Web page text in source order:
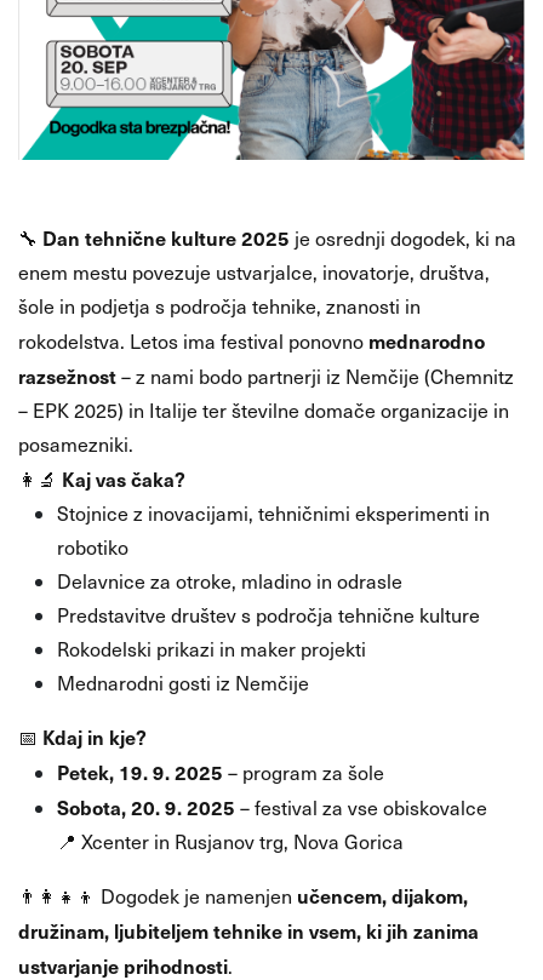
🔧 Dan tehnične kulture 2025 je osrednji dogodek, ki na
enem mestu povezuje ustvarjalce, inovatorje, društva,
šole in podjetja s področja tehnike, znanosti in
rokodelstva. Letos ima festival ponovno mednarodno
razsežnost– z nami bodo partnerji iz Nemčije (Chemnitz
– EPK 2025) in Italije ter številne domače organizacije in
posamezniki.
👩‍🔬 Kaj vas čaka?
Stojnice z inovacijami, tehničnimi eksperimenti in
robotiko
Delavnice za otroke, mladino in odrasle
Predstavitve društev s področja tehnične kulture
Rokodelski prikazi in maker projekti
Mednarodni gosti iz Nemčije
📅 Kdaj in kje?
Petek, 19. 9. 2025 – program za šole
Sobota, 20. 9. 2025 – festival za vse obiskovalce
📍 Xcenter in Rusjanov trg, Nova Gorica
👨‍👩‍👧‍👦 Dogodek je namenjen učencem, dijakom,
družinam, ljubiteljem tehnike in vsem, ki jih zanima
ustvarjanje prihodnosti.